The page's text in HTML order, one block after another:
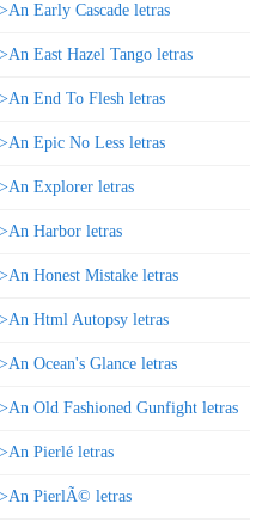
>An Early Cascade letras
>An East Hazel Tango letras
>An End To Flesh letras
>An Epic No Less letras
>An Explorer letras
>An Harbor letras
>An Honest Mistake letras
>An Html Autopsy letras
>An Ocean's Glance letras
>An Old Fashioned Gunfight letras
>An Pierlé letras
>An PierlÃ© letras